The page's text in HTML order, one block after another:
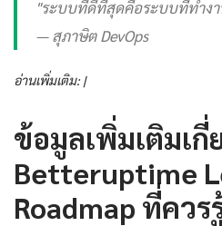
"ระบบที่ดีที่สุดคือระบบที่ทำง
— สุภาษิต DevOps
อ่านเพิ่มเติม: |
ข้อมูลเพิ่มเติมเกี่
Betteruptime
Roadmap ที่ควร